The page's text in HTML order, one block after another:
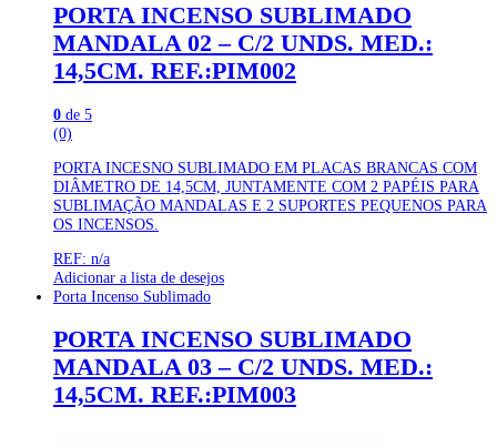
PORTA INCENSO SUBLIMADO
MANDALA 02 – C/2 UNDS. MED.:
14,5CM. REF.:PIM002
0 de 5
(0)
PORTA INCESNO SUBLIMADO EM PLACAS BRANCAS COM
DIÂMETRO DE 14,5CM, JUNTAMENTE COM 2 PAPÉIS PARA
SUBLIMAÇÃO MANDALAS E 2 SUPORTES PEQUENOS PARA
OS INCENSOS.
REF: n/a
Adicionar a lista de desejos
Porta Incenso Sublimado
PORTA INCENSO SUBLIMADO
MANDALA 03 – C/2 UNDS. MED.:
14,5CM. REF.:PIM003